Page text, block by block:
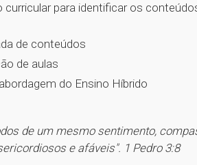
curricular para identificar os
de conteúdos
de aulas
do Ensino Híbrido
de um mesmo sentimento,
e afáveis". 1 Pedro 3:8
1